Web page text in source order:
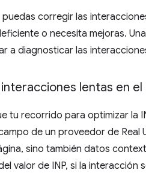
corregir las
o necesita mejoras.
a diagnosticar las
lentas en
tu recorrido para optimizar la
de un proveedor de Real
sino también datos
valor de INP, si la